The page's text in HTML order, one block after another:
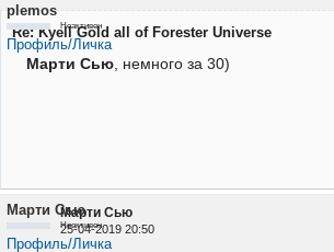
plemos
Неактивен
Профиль/Личка
Re: Kyell Gold all of Forester Universe
Марти Сью, немного за 30)
Марти Сью
25-04-2019 20:50
Марти Сью
Неактивен
Профиль/Личка